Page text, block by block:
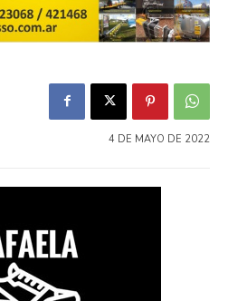
4 DE MAYO DE 2022